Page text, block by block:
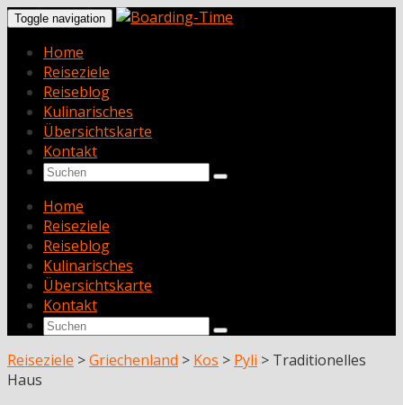
Toggle navigation
Home
Reiseziele
Reiseblog
Kulinarisches
Übersichtskarte
Kontakt
Home
Reiseziele
Reiseblog
Kulinarisches
Übersichtskarte
Kontakt
Reiseziele >Griechenland > Kos > Pyli > Traditionelles
Haus